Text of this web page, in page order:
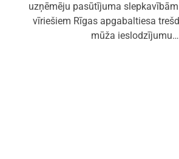
uzņēmēju pasūtījuma
vīriešiem Rīgas apgabaltiesa
mūža